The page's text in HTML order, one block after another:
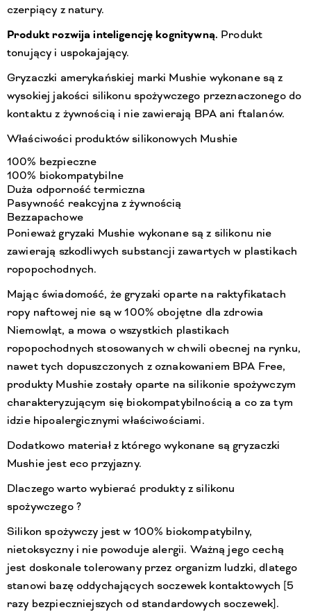
czerpiący z natury.
Produkt rozwija inteligencję kognitywną. Produkt
tonujący i uspokajający.
Gryzaczki amerykańskiej marki Mushie wykonane są z
wysokiej jakości silikonu spożywczego przeznaczonego do
kontaktu z żywnością i nie zawierają BPA ani ftalanów.
Właściwości produktów silikonowych Mushie
100% bezpieczne
100% biokompatybilne
Duża odporność termiczna
Pasywność reakcyjna z żywnością
Bezzapachowe
Ponieważ gryzaki Mushie wykonane są z silikonu nie
zawierają szkodliwych substancji zawartych w plastikach
ropopochodnych.
Mając świadomość, że gryzaki oparte na raktyfikatach
ropy naftowej nie są w 100% obojętne dla zdrowia
Niemowląt, a mowa o wszystkich plastikach
ropopochodnych stosowanych w chwili obecnej na rynku,
nawet tych dopuszczonych z oznakowaniem BPA Free,
produkty Mushie zostały oparte na silikonie spożywczym
charakteryzującym się biokompatybilnością a co za tym
idzie hipoalergicznymi właściwościami.
Dodatkowo materiał z którego wykonane są gryzaczki
Mushie jest eco przyjazny.
Dlaczego warto wybierać produkty z silikonu
spożywczego ?
Silikon spożywczy jest w 100% biokompatybilny,
nietoksyczny i nie powoduje alergii. Ważną jego cechą
jest doskonale tolerowany przez organizm ludzki, dlatego
stanowi bazę oddychających soczewek kontaktowych [5
razy bezpieczniejszych od standardowych soczewek].